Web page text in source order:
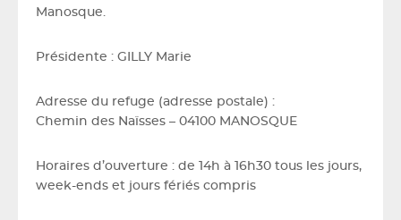
Manosque.
Présidente : GILLY Marie
Adresse du refuge (adresse postale) :
Chemin des Naïsses – 04100 MANOSQUE
Horaires d’ouverture : de 14h à 16h30 tous les jours,
week-ends et jours fériés compris